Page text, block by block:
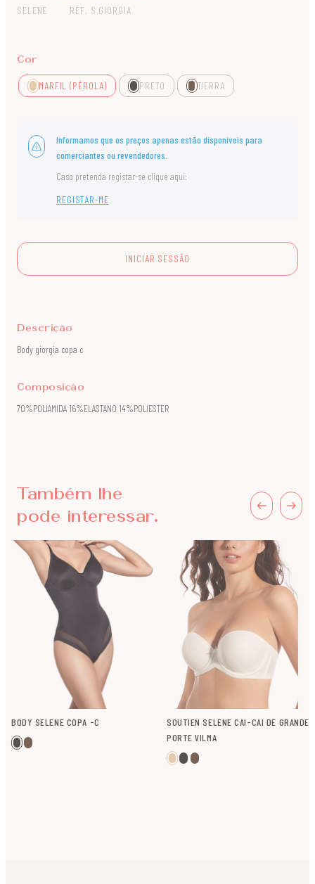
SELENE REF. S.GIORGIA
Cor
MARFIL (PÉROLA) PRETO TIERRA
Informamos que os preços apenas estão disponíveis para
comerciantes ou revendedores.
Caso pretenda registar-se clique aqui:
REGISTAR-ME
INICIAR SESSÃO
Descrição
Body giorgia copa c
Composição
70%POLIAMIDA 16%ELASTANO 14%POLIESTER
Também lhe
pode interessar.
BODY SELENE COPA -C
SOUTIEN SELENE CAI-CAI DE GRANDE
PORTE VILMA